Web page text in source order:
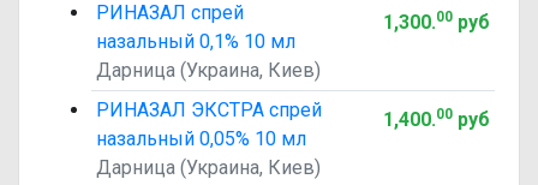
РИНАЗАЛ спрей
назальный 0,1% 10 мл
Дарница (Украина, Киев)
1,300.00руб
РИНАЗАЛ ЭКСТРА спрей
назальный 0,05% 10 мл
Дарница (Украина, Киев)
1,400.00руб